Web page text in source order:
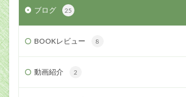
ブログ 25
BOOKレビュー 8
動画紹介 2